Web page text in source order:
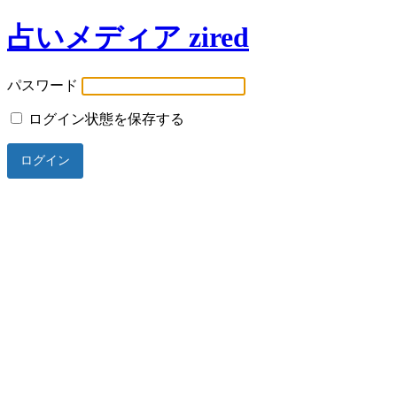
占いメディア zired
パスワード
ログイン状態を保存する